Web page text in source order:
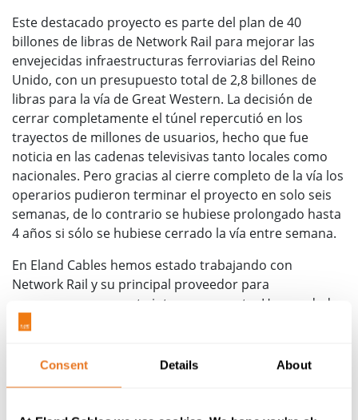
Consent Details About
Este destacado proyecto es parte del plan de 40
billones de libras de Network Rail para mejorar las
envejecidas infraestructuras ferroviarias del Reino
Unido, con un presupuesto total de 2,8 billones de
libras para la vía de Great Western. La decisión de
cerrar completamente el túnel repercutió en los
trayectos de millones de usuarios, hecho que fue
noticia en las cadenas televisivas tanto locales como
nacionales. Pero gracias al cierre completo de la vía los
operarios pudieron terminar el proyecto en solo seis
semanas, de lo contrario se hubiese prolongado hasta
4 años si sólo se hubiese cerrado la vía entre semana.
En Eland Cables hemos estado trabajando con
Network Rail y su principal proveedor para
prepararnos para este intenso proyecto. Hemos dado
asistencia al proyecto desde el principio, guiando y
adecuado, qué accesorios eran los más apropiados y